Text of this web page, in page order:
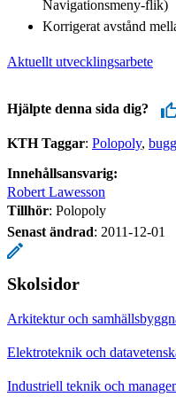
Navigationsmeny-flik)
Korrigerat avstånd
Aktuellt utvecklingsarbete
Hjälpte denna sida dig?
KTH Taggar: Polopoly
Innehållsansvarig:
Robert Lawesson
Tillhör: Polopoly
Senast ändrad: 2011-12-01
Skolsidor
Arkitektur och
Elektroteknik och
Industriell teknik och